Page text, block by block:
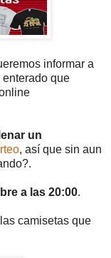
informar a
que
un
, así que sin aun
a las 20:00.
camisetas que